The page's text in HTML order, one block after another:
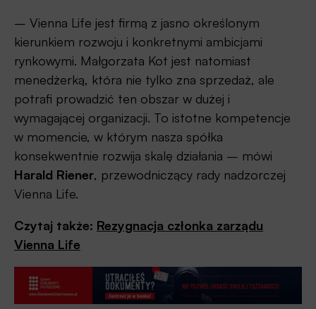
– Vienna Life jest firmą z jasno określonym
kierunkiem rozwoju i konkretnymi ambicjami
rynkowymi. Małgorzata Kot jest natomiast
menedżerką, która nie tylko zna sprzedaż, ale
potrafi prowadzić ten obszar w dużej i
wymagającej organizacji. To istotne kompetencje
w momencie, w którym nasza spółka
konsekwentnie rozwija skalę działania – mówi
Harald Riener, przewodniczący rady nadzorczej
Vienna Life.
Czytaj także: Rezygnacja członka zarządu
Vienna Life